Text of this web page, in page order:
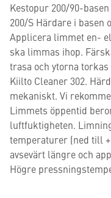
Kestopur 200/90-
200/S Härdare i
Applicera limmet en-
ska limmas ihop.
trasa och ytorna
Kiilto Cleaner 302.
mekaniskt. Vi
Limmets öppentid
luftfuktigheten.
temperaturer (ned till
avsevärt längre och
Högre